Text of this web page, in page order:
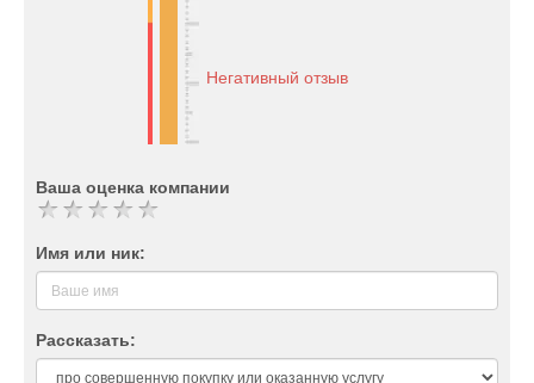
Негативный отзыв
Ваша оценка компании
Имя или ник:
Рассказать: